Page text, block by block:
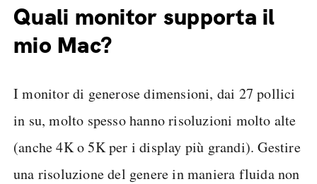
Quali monitor supporta il
mio Mac?
I monitor di generose dimensioni, dai 27 pollici
in su, molto spesso hanno risoluzioni molto alte
(anche 4K o 5K per i display più grandi). Gestire
una risoluzione del genere in maniera fluida non